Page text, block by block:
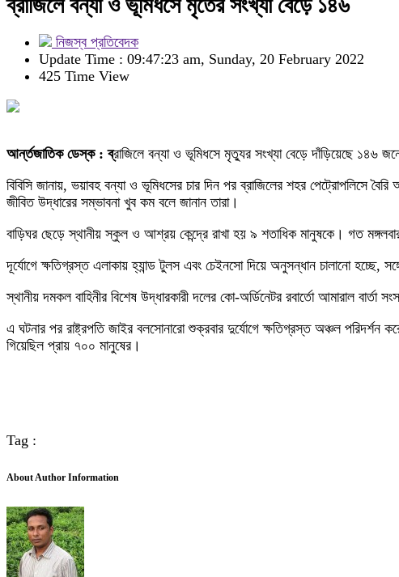
ব্রাজিলে বন্যা ও ভূমিধসে মৃতের সংখ্যা বেড়ে ১৪৬
নিজস্ব প্রতিবেদক
Update Time : 09:47:23 am, Sunday, 20 February 2022
425 Time View
আর্ন্তজাতিক ডেস্ক : ব্রাজিলে বন্যা ও ভূমিধসে মৃত্যুর সংখ্যা বেড়ে দাঁড়িয়েছে
বিবিসি জানায়, ভয়াবহ বন্যা ও ভূমিধসের চার দিন পর ব্রাজিলের শহর পেট্রোপলিসে
জীবিত উদ্ধারের সম্ভাবনা খুব কম বলে জানান তারা।
বাড়িঘর ছেড়ে স্থানীয় স্কুল ও আশ্রয় কেন্দ্রে রাখা হয় ৯ শতাধিক মানুষকে। গত
দূর্যোগে ক্ষতিগ্রস্ত এলাকায় হ্যান্ড টুলস এবং চেইনসো দিয়ে অনুসন্ধান চালানো হচ্ছে,
স্থানীয় দমকল বাহিনীর বিশেষ উদ্ধারকারী দলের কো-অর্ডিনেটর রবার্তো আমারাল
এ ঘটনার পর রাষ্ট্রপতি জাইর বলসোনারো শুক্রবার দুর্যোগে ক্ষতিগ্রস্ত অঞ্চল
গিয়েছিল প্রায় ৭০০ মানুষের।
Tag :
About Author Information